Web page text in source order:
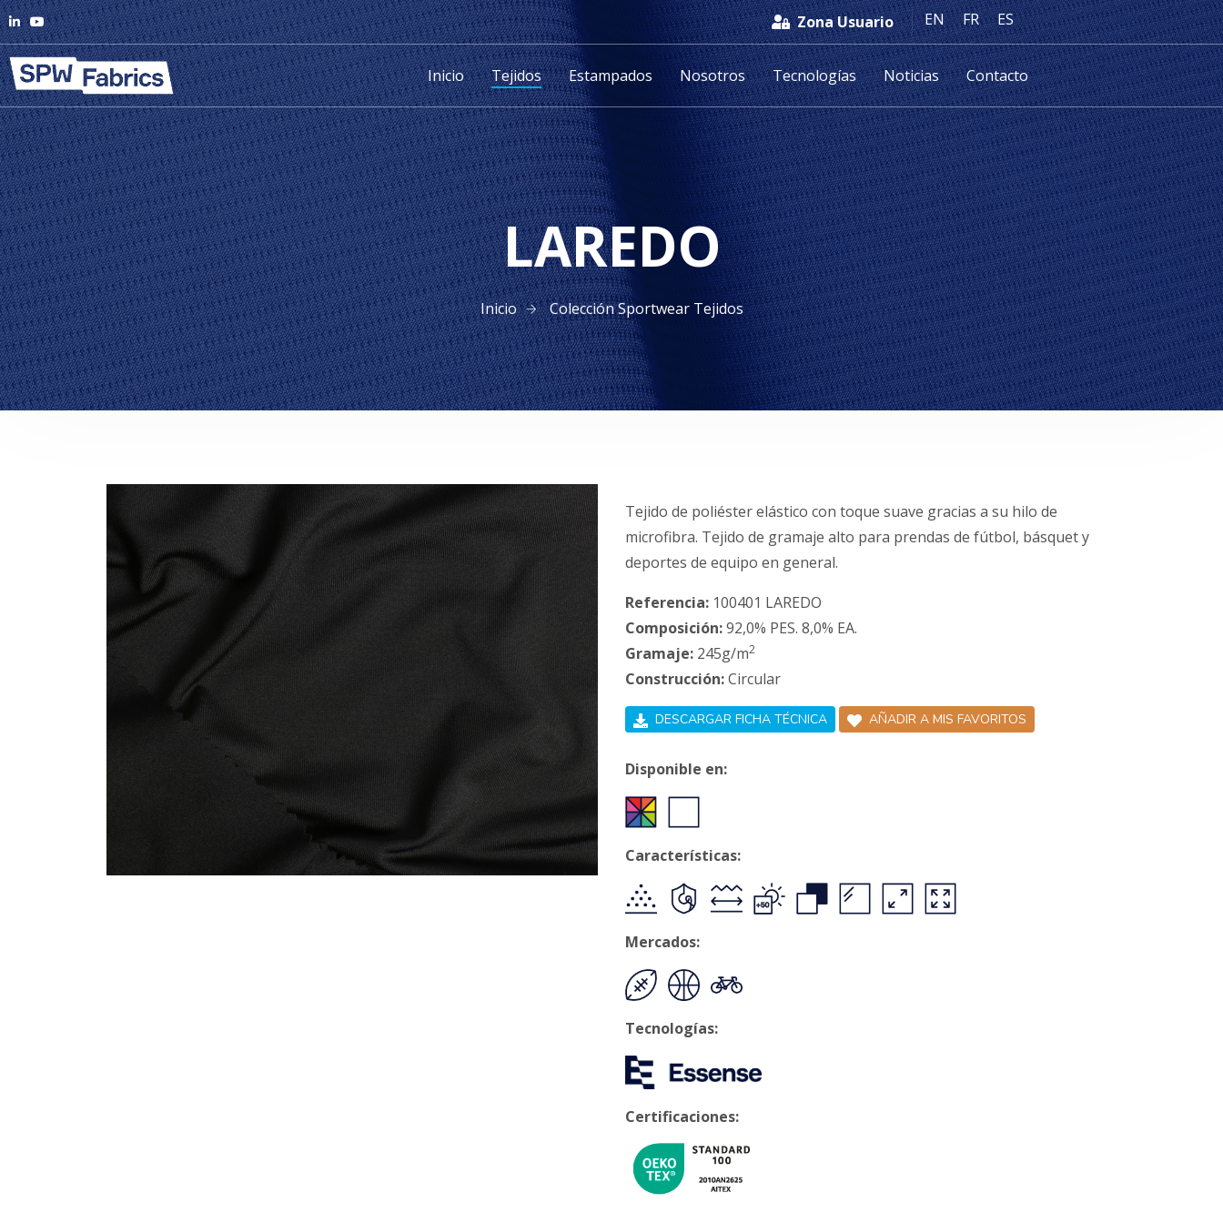
Zona Usuario EN FR ES
Inicio Tejidos Estampados Nosotros Tecnologías Noticias Contacto
LAREDO
Inicio Colección Sportwear Tejidos
Tejido de poliéster elástico con toque suave gracias a su hilo de
microfibra. Tejido de gramaje alto para prendas de fútbol, básquet y
deportes de equipo en general.
Referencia: 100401 LAREDO
Composición:92,0% PES. 8,0% EA.
Gramaje: 245g/m2
Construcción:Circular
DESCARGAR FICHA TÉCNICA AÑADIR A MIS FAVORITOS
Disponible en:
Características:
Mercados:
Tecnologías:
Certificaciones: